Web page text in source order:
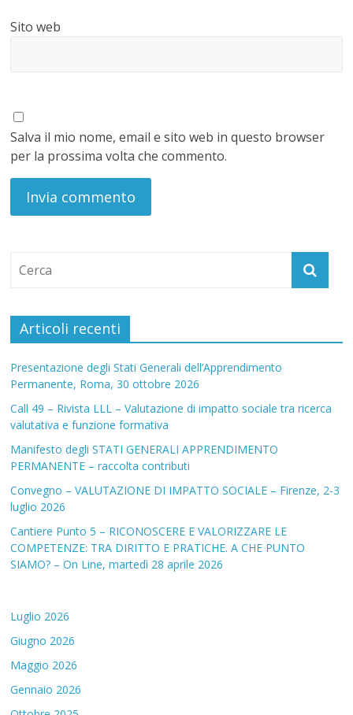
Sito web
Salva il mio nome, email e sito web in questo browser
per la prossima volta che commento.
Articoli recenti
Presentazione degli Stati Generali dell’Apprendimento
Permanente, Roma, 30 ottobre 2026
Call 49 – Rivista LLL – Valutazione di impatto sociale tra ricerca
valutativa e funzione formativa
Manifesto degli STATI GENERALI APPRENDIMENTO
PERMANENTE – raccolta contributi
Convegno – VALUTAZIONE DI IMPATTO SOCIALE – Firenze, 2-3
luglio 2026
Cantiere Punto 5 – RICONOSCERE E VALORIZZARE LE
COMPETENZE: TRA DIRITTO E PRATICHE. A CHE PUNTO
SIAMO? – On Line, martedì 28 aprile 2026
Luglio 2026
Giugno 2026
Maggio 2026
Gennaio 2026